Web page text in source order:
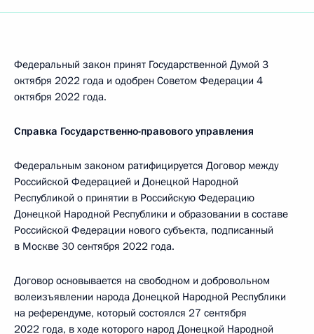
Федеральный закон принят Государственной Думой 3
октября 2022 года и одобрен Советом Федерации 4
октября 2022 года.
Справка Государственно-правового управления
Федеральным законом ратифицируется Договор между
Российской Федерацией и Донецкой Народной
Республикой о принятии в Российскую Федерацию
Донецкой Народной Республики и образовании в составе
Российской Федерации нового субъекта, подписанный
в Москве 30 сентября 2022 года.
Договор основывается на свободном и добровольном
волеизъявлении народа Донецкой Народной Республики
на референдуме, который состоялся 27 сентября
2022 года, в ходе которого народ Донецкой Народной